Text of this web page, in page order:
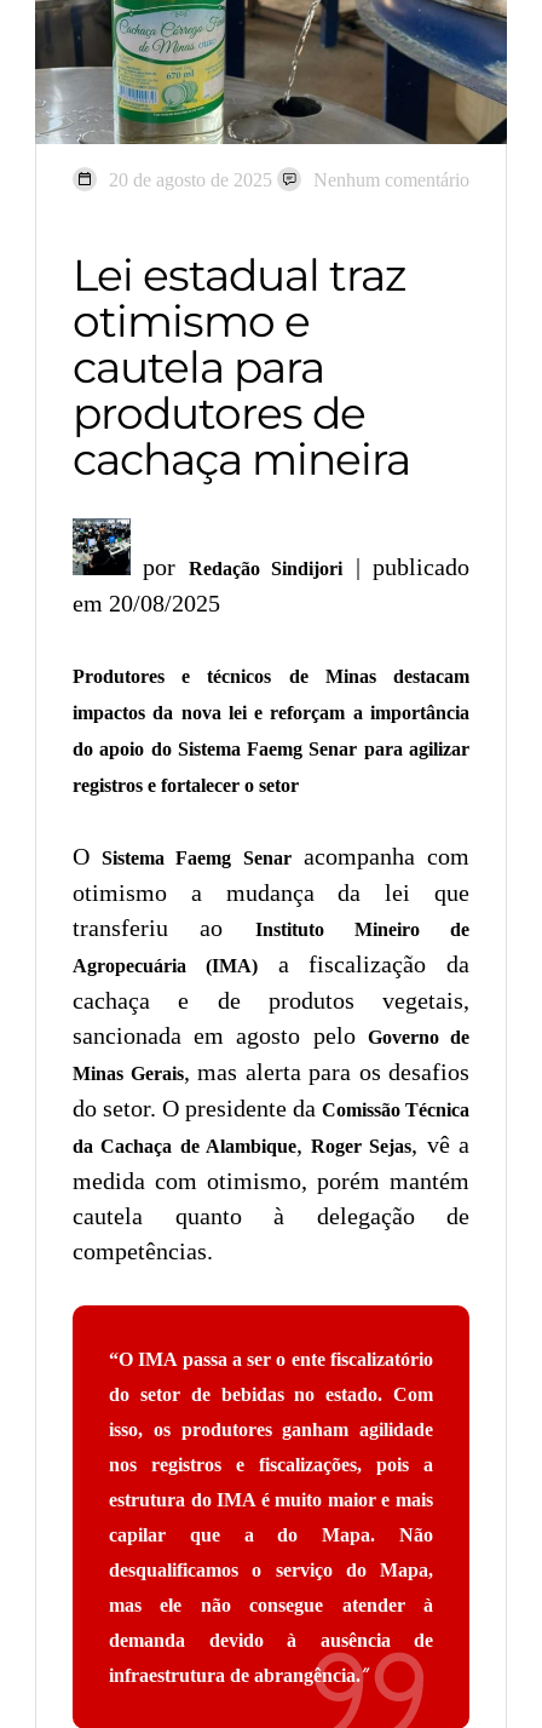
20 de agosto de 2025 Nenhum comentário
Lei estadual traz
otimismo e
cautela para
produtores de
cachaça mineira
por Redação Sindijori
| publicado
em 20/08/2025
Produtores e técnicos de Minas destacam
impactos da nova lei e reforçam a importância
do apoio do Sistema Faemg Senar para agilizar
registros e fortalecer o setor
OSistema Faemg Senaracompanha com
otimismo a mudança da lei que
transferiu ao
Instituto Mineiro de
Agropecuária (IMA)a fiscalização da
cachaça e de produtos vegetais,
sancionada em agosto pelo Governo de
Minas Gerais, mas alerta para os desafios
do setor. O presidente da Comissão Técnica
da Cachaça de Alambique,Roger Sejas, vê a
medida com otimismo, porém mantém
cautela quanto à delegação de
competências.
“O IMA passa a ser o ente fiscalizatório
do setor de bebidas no estado. Com
isso, os produtores ganham agilidade
nos registros e fiscalizações, pois a
estrutura do IMA é muito maior e mais
capilar que a do Mapa. Não
desqualificamos o serviço do Mapa,
mas ele não consegue atender à
demanda devido à ausência de
infraestrutura de abrangência.”